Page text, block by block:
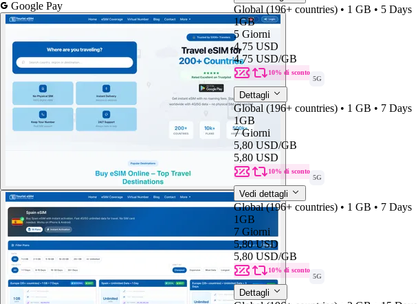
Google Pay
Global (196+ countries) • 1 GB • 5 Days
1GB
5 Giorni
4,75 USD
4,75 USD/GB
10% di sconto
5G
Dettagli
Global (196+ countries) • 1 GB • 7 Days
1GB
7 Giorni
5,80 USD/GB
5,80 USD
10% di sconto
5G
Vedi dettagli
Global (196+ countries) • 1 GB • 7 Days
1GB
7 Giorni
5,80 USD
5,80 USD/GB
10% di sconto
5G
Dettagli